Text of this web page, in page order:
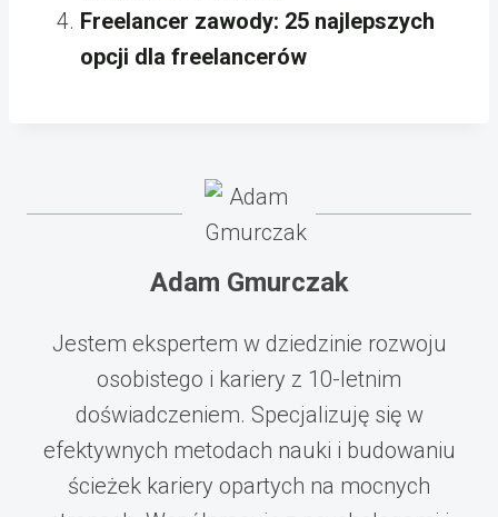
Freelancer zawody: 25 najlepszych
opcji dla freelancerów
Adam Gmurczak
Jestem ekspertem w dziedzinie rozwoju
osobistego i kariery z 10-letnim
doświadczeniem. Specjalizuję się w
efektywnych metodach nauki i budowaniu
ścieżek kariery opartych na mocnych